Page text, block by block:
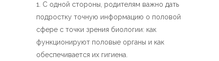
С одной стороны, родителям важно дать
подростку точную информацию о половой
сфере с точки зрения биологии: как
функционируют половые органы и как
обеспечивается их гигиена.